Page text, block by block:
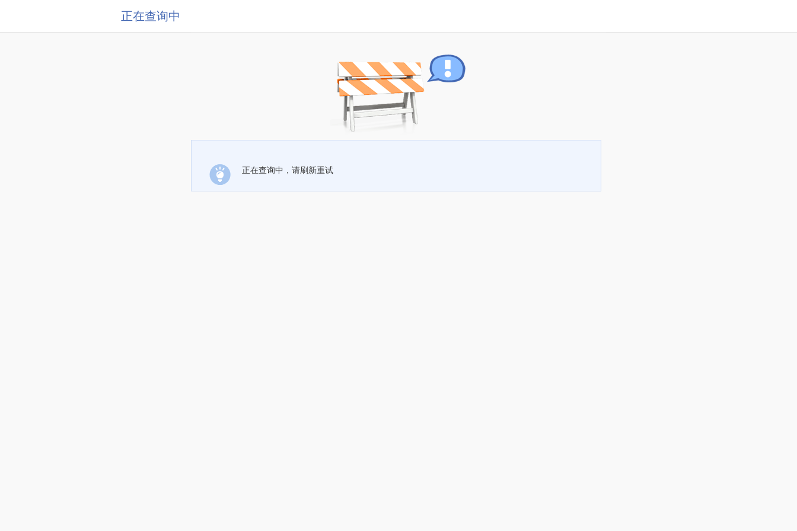
正在查询中
正在查询中，请刷新重试